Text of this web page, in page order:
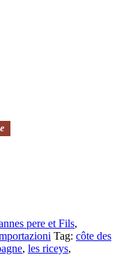
pere et Fils,
Tag: côte des
, les riceys,